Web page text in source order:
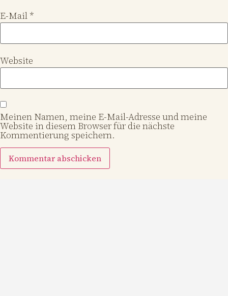
E-Mail *
Website
Meinen Namen, meine E-Mail-Adresse und meine
Website in diesem Browser für die nächste
Kommentierung speichern.